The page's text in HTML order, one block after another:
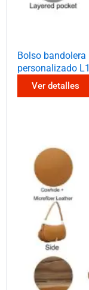
Bolso bandolera
personalizado
Ver detalles